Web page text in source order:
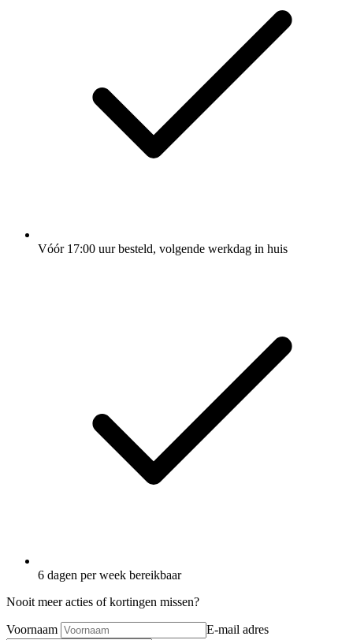
Vóór 17:00 uur besteld, volgende werkdag in huis
6 dagen per week bereikbaar
Nooit meer acties of kortingen missen?
Voornaam E-mail adres